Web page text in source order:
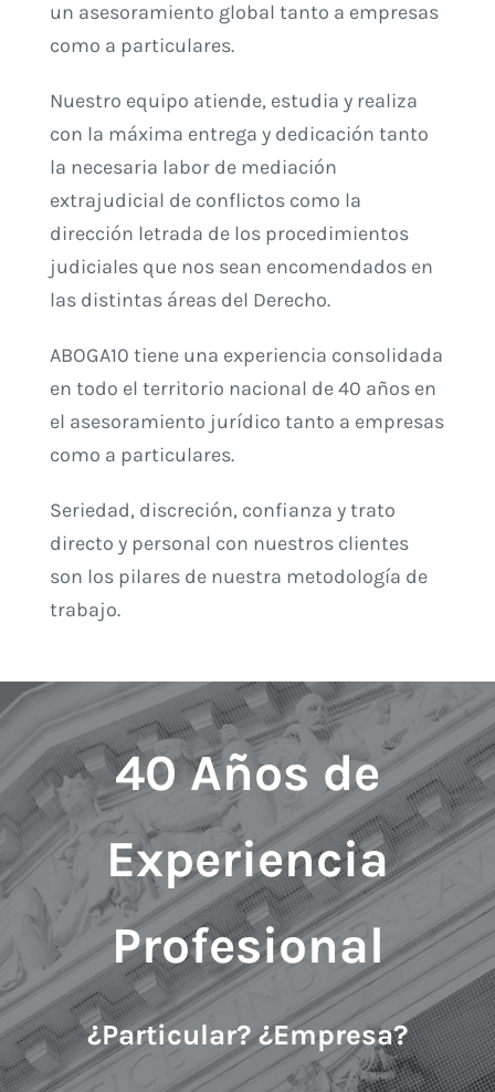
un asesoramiento global tanto a empresas
como a particulares.
Nuestro equipo atiende, estudia y realiza
con la máxima entrega y dedicación tanto
la necesaria labor de mediación
extrajudicial de conflictos como la
dirección letrada de los procedimientos
judiciales que nos sean encomendados en
las distintas áreas del Derecho.
ABOGA10 tiene una experiencia consolidada
en todo el territorio nacional de 40 años en
el asesoramiento jurídico tanto a empresas
como a particulares.
Seriedad, discreción, confianza y trato
directo y personal con nuestros clientes
son los pilares de nuestra metodología de
trabajo.
40 Años de
Experiencia
Profesional
¿Particular? ¿Empresa?